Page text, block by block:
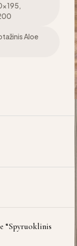
Aloe
“Spyruoklinis